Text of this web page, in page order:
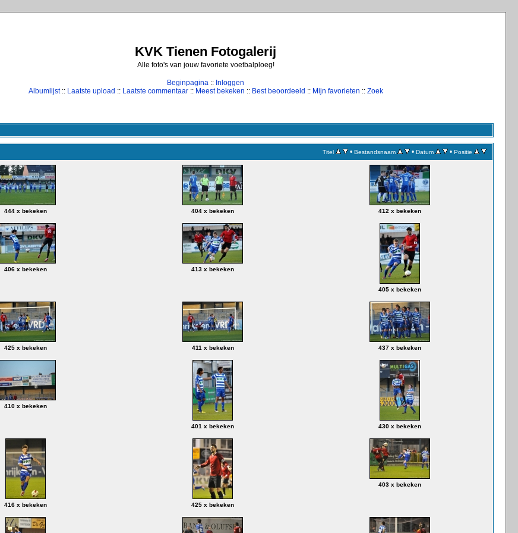
KVK Tienen Fotogalerij
Alle foto's van jouw favoriete voetbalploeg!
Beginpagina :: Inloggen
Albumlijst:: Laatste upload :: Laatste commentaar:: Meest bekeken :: Best beoordeeld :: Mijn favorieten :: Zoek
Titel • Bestandsnaam • Datum • Positie
444 x bekeken 404 x bekeken 412 x bekeken
406 x bekeken 413 x bekeken
405 x bekeken
425 x bekeken 411 x bekeken 437 x bekeken
410 x bekeken
401 x bekeken 430 x bekeken
416 x bekeken 425 x bekeken
403 x bekeken